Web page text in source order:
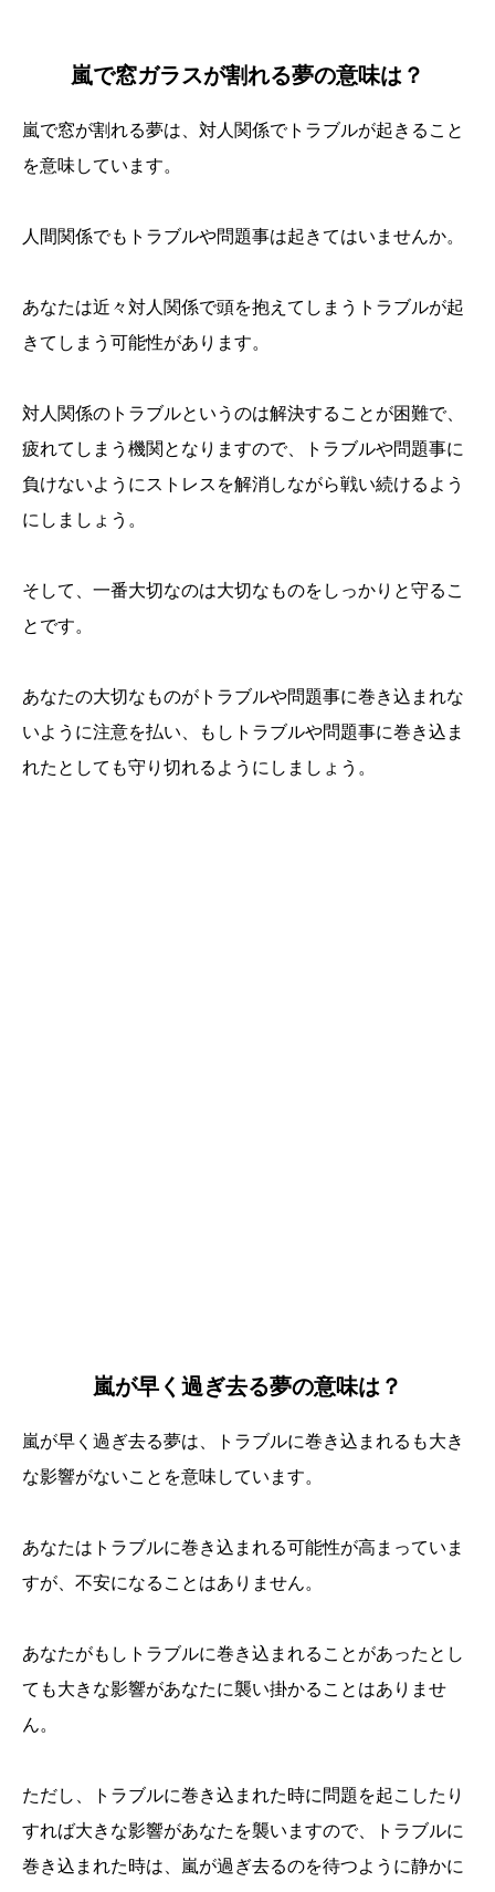
嵐で窓ガラスが割れる夢の意味は？
嵐で窓が割れる夢は、対人関係でトラブルが起きること
を意味しています。
人間関係でもトラブルや問題事は起きてはいませんか。
あなたは近々対人関係で頭を抱えてしまうトラブルが起
きてしまう可能性があります。
対人関係のトラブルというのは解決することが困難で、
疲れてしまう機関となりますので、トラブルや問題事に
負けないようにストレスを解消しながら戦い続けるよう
にしましょう。
そして、一番大切なのは大切なものをしっかりと守るこ
とです。
あなたの大切なものがトラブルや問題事に巻き込まれな
いように注意を払い、もしトラブルや問題事に巻き込ま
れたとしても守り切れるようにしましょう。
嵐が早く過ぎ去る夢の意味は？
嵐が早く過ぎ去る夢は、トラブルに巻き込まれるも大き
な影響がないことを意味しています。
あなたはトラブルに巻き込まれる可能性が高まっていま
すが、不安になることはありません。
あなたがもしトラブルに巻き込まれることがあったとし
ても大きな影響があなたに襲い掛かることはありませ
ん。
ただし、トラブルに巻き込まれた時に問題を起こしたり
すれば大きな影響があなたを襲いますので、トラブルに
巻き込まれた時は、嵐が過ぎ去るのを待つように静かに